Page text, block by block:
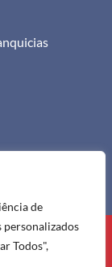
de
personalizados
Todos",
©